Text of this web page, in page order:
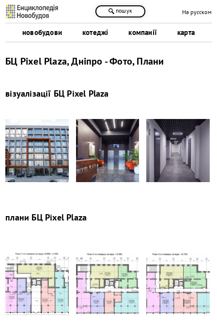
новобудови котеджі компанії карта
пошук На русском
БЦ Pixel Plaza, Дніпро - Фото, Плани
візуалізації БЦ Pixel Plaza
плани БЦ Pixel Plaza